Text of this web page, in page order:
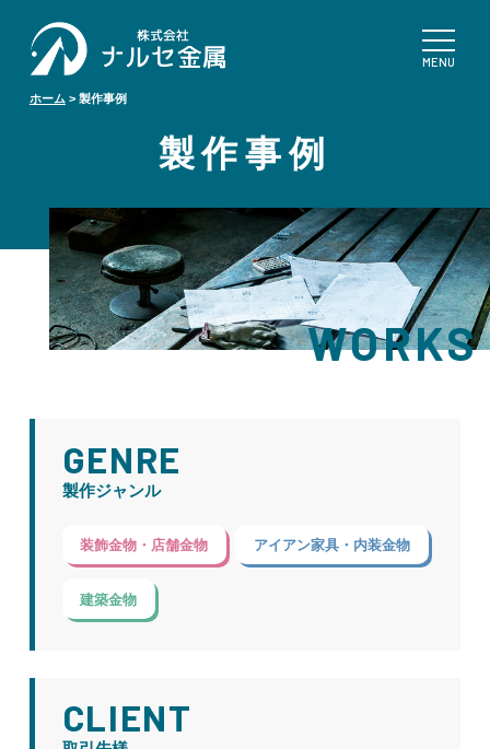
ホーム > 製作事例
製作事例
WORKS
GENRE
製作ジャンル
装飾金物・店舗金物 アイアン家具・内装金物
建築金物
CLIENT